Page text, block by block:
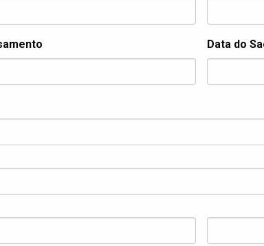
barra
MM
barra
da
barra
barra
Data do
barra
AAAA